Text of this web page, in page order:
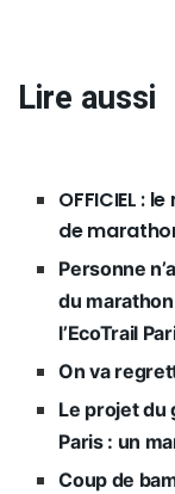
Lire aussi
OFFICIEL :
de
Personne
du
l’EcoTrail
On va
Le projet du
Paris : un
Coup de